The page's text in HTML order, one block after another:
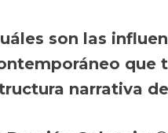
son las
que
narrativa